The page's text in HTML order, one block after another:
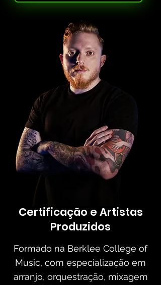
Certificação e Artistas
Produzidos
Formado na Berklee College of
Music, com especialização em
arranjo, orquestração, mixagem